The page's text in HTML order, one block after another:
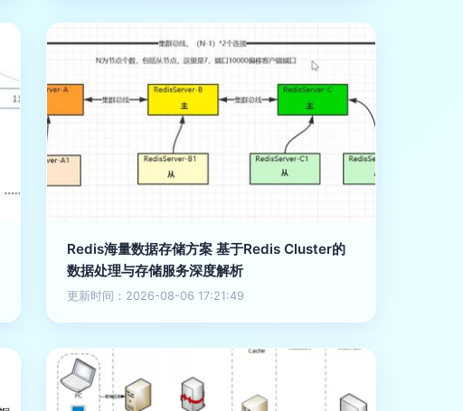
Redis海量数据存储方案 基于Redis Cluster的
数据处理与存储服务深度解析
更新时间：2026-08-06 17:21:49